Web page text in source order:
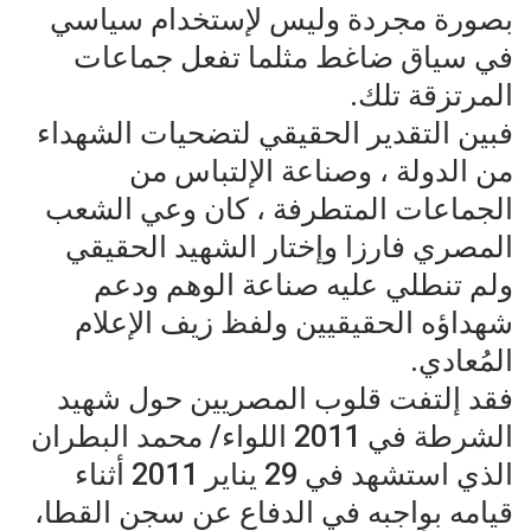
بصورة مجردة وليس لإستخدام سياسي
في سياق ضاغط مثلما تفعل جماعات
المرتزقة تلك.
فبين التقدير الحقيقي لتضحيات الشهداء
من الدولة ، وصناعة الإلتباس من
الجماعات المتطرفة ، كان وعي الشعب
المصري فارزا وإختار الشهيد الحقيقي
ولم تنطلي عليه صناعة الوهم ودعم
شهداؤه الحقيقيين ولفظ زيف الإعلام
المُعادي.
فقد إلتفت قلوب المصريين حول شهيد
الشرطة في 2011 اللواء/ محمد البطران
الذي استشهد في 29 يناير 2011 أثناء
قيامه بواجبه في الدفاع عن سجن القطا،